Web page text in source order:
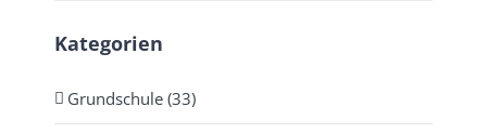
Kategorien
Grundschule (33)